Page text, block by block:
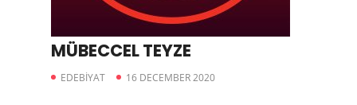
MÜBECCEL TEYZE
EDEBİYAT 16 DECEMBER 2020